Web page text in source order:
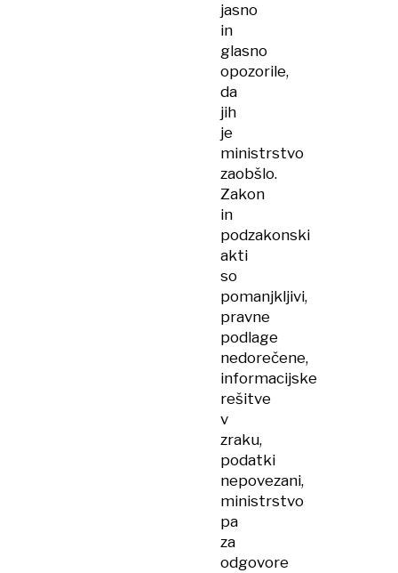
jasno
in
glasno
opozorile,
da
jih
je
ministrstvo
zaobšlo.
Zakon
in
podzakonski
akti
so
pomanjkljivi,
pravne
podlage
nedorečene,
informacijske
rešitve
v
zraku,
podatki
nepovezani,
ministrstvo
pa
za
odgovore